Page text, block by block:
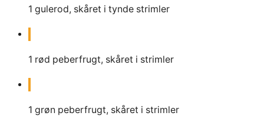
1 gulerod, skåret i tynde strimler
1 rød peberfrugt, skåret i strimler
1 grøn peberfrugt, skåret i strimler